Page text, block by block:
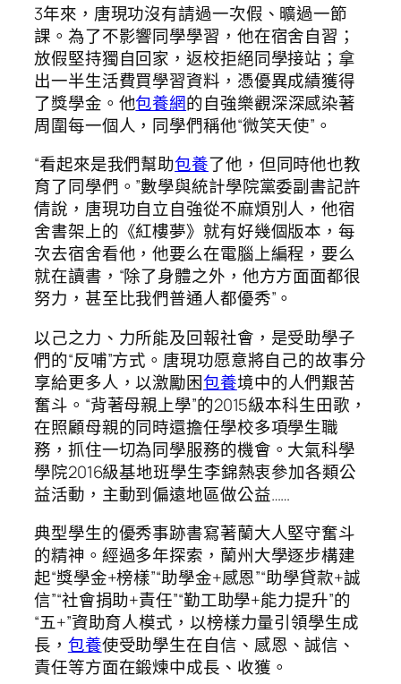
3年來，唐現功沒有請過一次假、曠過一節
課。為了不影響同學學習，他在宿舍自習；
放假堅持獨自回家，返校拒絕同學接站；拿
出一半生活費買學習資料，憑優異成績獲得
了獎學金。他包養網的自強樂觀深深感染著
周圍每一個人，同學們稱他“微笑天使”。
“看起來是我們幫助包養了他，但同時他也教
育了同學們。”數學與統計學院黨委副書記許
倩說，唐現功自立自強從不麻煩別人，他宿
舍書架上的《紅樓夢》就有好幾個版本，每
次去宿舍看他，他要么在電腦上編程，要么
就在讀書，“除了身體之外，他方方面面都很
努力，甚至比我們普通人都優秀”。
以己之力、力所能及回報社會，是受助學子
們的“反哺”方式。唐現功愿意將自己的故事分
享給更多人，以激勵困包養境中的人們艱苦
奮斗。“背著母親上學”的2015級本科生田歌，
在照顧母親的同時還擔任學校多項學生職
務，抓住一切為同學服務的機會。大氣科學
學院2016級基地班學生李錦熱衷參加各類公
益活動，主動到偏遠地區做公益……
典型學生的優秀事跡書寫著蘭大人堅守奮斗
的精神。經過多年探索，蘭州大學逐步構建
起“獎學金+榜樣”“助學金+感恩”“助學貸款+誠
信”“社會捐助+責任”“勤工助學+能力提升”的
“五+”資助育人模式，以榜樣力量引領學生成
長， 包養使受助學生在自信、感恩、誠信、
責任等方面在鍛煉中成長、收獲。